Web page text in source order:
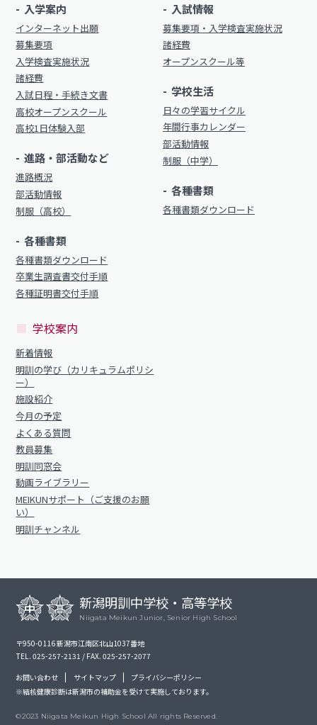
入学案内
インターネット出願
募集要項
入学検査実施状況
諸経費
入試日程・手続き文書
高校オープンスクール
高校1日体験入部
進路・部活動など
進路概況
部活動情報
制服（高校）
各種書類
各種書類ダウンロード
卒業生調査書交付手順
各種証明書交付手順
入試情報
募集要項・入学検査実施状況
諸経費
オープンスクール等
学校生活
日々の学習サイクル
年間行事カレンダー
部活動情報
制服（中学）
各種書類
各種書類ダウンロード
学校案内
新着情報
明訓の学び（カリキュラムポリシ
ー）
施設紹介
今月の予定
よくある質問
教員募集
明訓同窓会
動画ライブラリー
MEIKUNサポート（ご支援のお願
い）
明訓チャンネル
新潟明訓中学校・高等学校
Niigata Meikun Junior, Senior High School
〒950-0116 新潟市江南区北山1037番地
TEL. 025-257-2131 / FAX. 025-257-2077
お問い合わせ サイトマップ
プライバシーポリシー
※結核健康診断は新潟市の補助金を受けて実施しております。
©2023 Niigata Meikun High School All rights Reserved.